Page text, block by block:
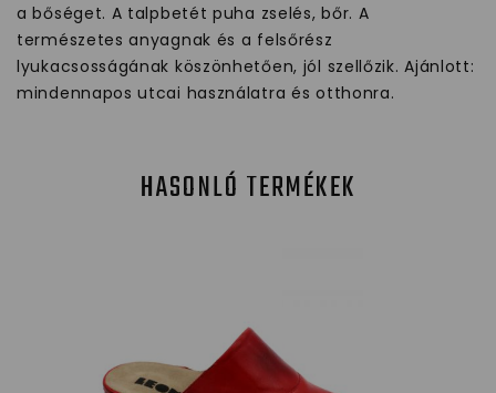
a bőséget. A talpbetét puha zselés, bőr. A
természetes anyagnak és a felsőrész
lyukacsosságának köszönhetően, jól szellőzik. Ajánlott:
mindennapos utcai használatra és otthonra.
HASONLÓ TERMÉKEK